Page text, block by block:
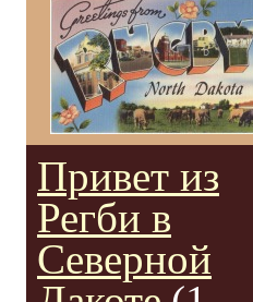
Привет из
Регби в
Северной